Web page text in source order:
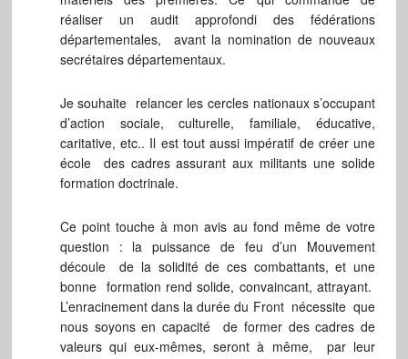
réaliser un audit approfondi des fédérations
départementales, avant la nomination de nouveaux
secrétaires départementaux.
Je souhaite relancer les cercles nationaux s’occupant
d’action sociale, culturelle, familiale, éducative,
caritative, etc.. Il est tout aussi impératif de créer une
école des cadres assurant aux militants une solide
formation doctrinale.
Ce point touche à mon avis au fond même de votre
question : la puissance de feu d’un Mouvement
découle de la solidité de ces combattants, et une
bonne formation rend solide, convaincant, attrayant.
L’enracinement dans la durée du Front nécessite que
nous soyons en capacité de former des cadres de
valeurs qui eux-mêmes, seront à même, par leur